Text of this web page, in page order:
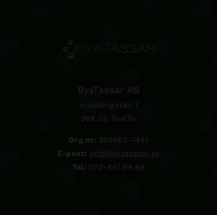
ByaTassar AB
Industrigatan 1
268 33, Svalöv
Org.nr: 559460-7441
E-post: info@byatassar.se
Tel: 070-441 94 48